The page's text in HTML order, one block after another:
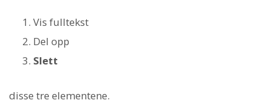
Vis fulltekst
Del opp
Slett
disse tre elementene.